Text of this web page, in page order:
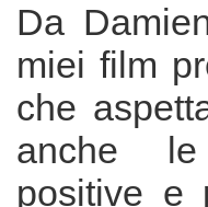
Da
miei film
che
anche le
positive e